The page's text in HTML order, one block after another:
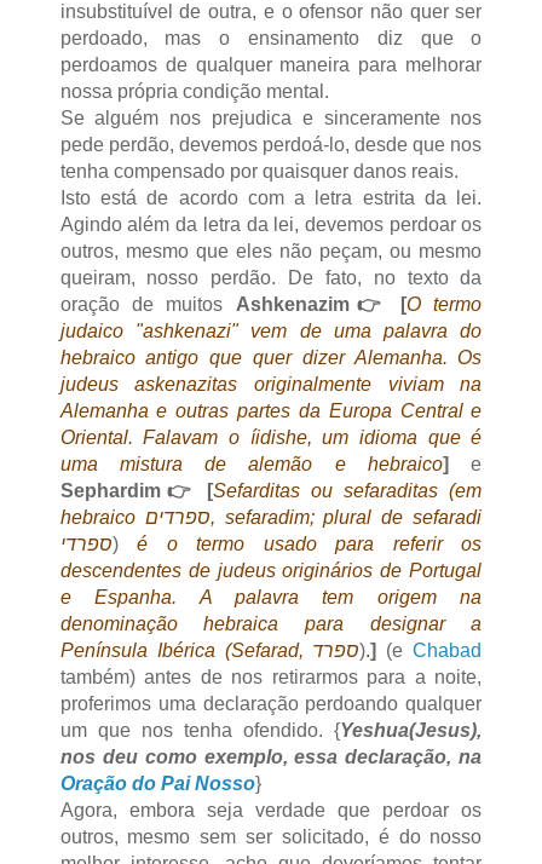
insubstituível de outra, e o ofensor não quer ser
perdoado, mas o ensinamento diz que o
perdoamos de qualquer maneira para melhorar
nossa própria condição mental.
Se alguém nos prejudica e sinceramente nos
pede perdão, devemos perdoá-lo, desde que nos
tenha compensado por quaisquer danos reais.
Isto está de acordo com a letra estrita da lei.
Agindo além da letra da lei, devemos perdoar os
outros, mesmo que eles não peçam, ou mesmo
queiram, nosso perdão. De fato, no texto da
oração de muitos Ashkenazim👉 [O termo
judaico "ashkenazi" vem de uma palavra do
hebraico antigo que quer dizer Alemanha. Os
judeus askenazitas originalmente viviam na
Alemanha e outras partes da Europa Central e
Oriental. Falavam o íidishe, um idioma que é
uma mistura de alemão e hebraico]e
Sephardim👉
[Sefarditas ou sefaraditas (em
hebraico ספרדים, sefaradim; plural de sefaradi
ספרדי)é o termo usado para referir os
descendentes de judeus originários de Portugal
e Espanha. A palavra tem origem na
denominação hebraica para designar a
Península Ibérica (Sefarad, ספרד).] (eChabad
também) antes de nos retirarmos para a noite,
proferimos uma declaração perdoando qualquer
um que nos tenha ofendido. {Yeshua(Jesus),
nos deu como exemplo, essa declaração, na
Oração do Pai Nosso}
Agora, embora seja verdade que perdoar os
outros, mesmo sem ser solicitado, é do nosso